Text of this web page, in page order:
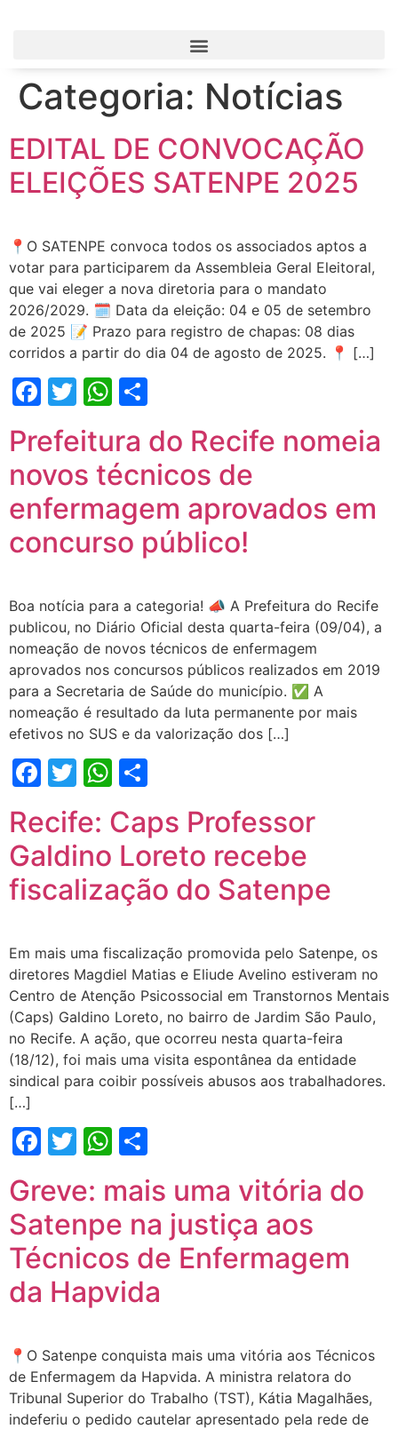
Categoria: Notícias
EDITAL DE CONVOCAÇÃO
ELEIÇÕES SATENPE 2025
📍O SATENPE convoca todos os associados aptos a
votar para participarem da Assembleia Geral Eleitoral,
que vai eleger a nova diretoria para o mandato
2026/2029. 🗓️ Data da eleição: 04 e 05 de setembro
de 2025 📝 Prazo para registro de chapas: 08 dias
corridos a partir do dia 04 de agosto de 2025. 📍 […]
Facebook
TwitterWhatsApp
Prefeitura do Recife nomeia
novos técnicos de
enfermagem aprovados em
concurso público!
Boa notícia para a categoria! 📣 A Prefeitura do Recife
publicou, no Diário Oficial desta quarta-feira (09/04), a
nomeação de novos técnicos de enfermagem
aprovados nos concursos públicos realizados em 2019
para a Secretaria de Saúde do município. ✅ A
nomeação é resultado da luta permanente por mais
efetivos no SUS e da valorização dos […]
Facebook
TwitterWhatsApp
Recife: Caps Professor
Galdino Loreto recebe
fiscalização do Satenpe
Em mais uma fiscalização promovida pelo Satenpe, os
diretores Magdiel Matias e Eliude Avelino estiveram no
Centro de Atenção Psicossocial em Transtornos Mentais
(Caps) Galdino Loreto, no bairro de Jardim São Paulo,
no Recife. A ação, que ocorreu nesta quarta-feira
(18/12), foi mais uma visita espontânea da entidade
sindical para coibir possíveis abusos aos trabalhadores.
[…]
Facebook
TwitterWhatsApp
Greve: mais uma vitória do
Satenpe na justiça aos
Técnicos de Enfermagem
da Hapvida
📍O Satenpe conquista mais uma vitória aos Técnicos
de Enfermagem da Hapvida. A ministra relatora do
Tribunal Superior do Trabalho (TST), Kátia Magalhães,
indeferiu o pedido cautelar apresentado pela rede de